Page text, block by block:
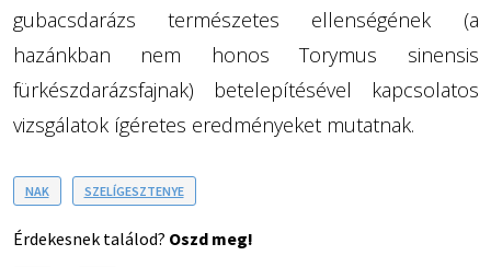
gubacsdarázs természetes ellenségének (a
hazánkban nem honos Torymus sinensis
fürkészdarázsfajnak) betelepítésével kapcsolatos
vizsgálatok ígéretes eredményeket mutatnak.
NAK SZELÍGESZTENYE
Érdekesnek találod? Oszd meg!